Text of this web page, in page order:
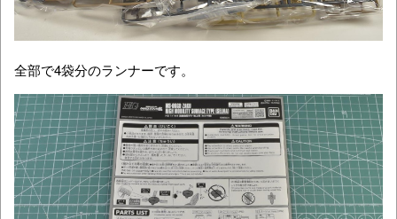
全部で4袋分のランナーです。